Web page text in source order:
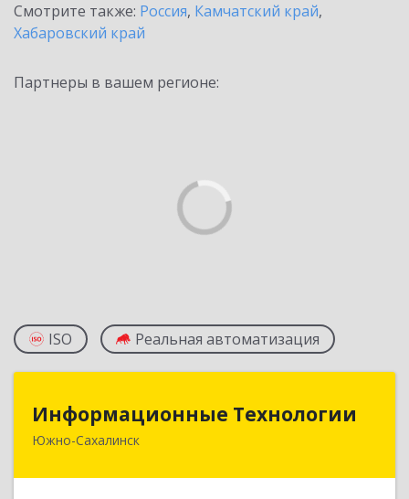
Смотрите также: Россия, Камчатский край,
Хабаровский край
Партнеры в вашем регионе:
ISO Реальная автоматизация
Информационные Технологии
Южно-Сахалинск
Информационные Технологии
693006, Сахалинская обл, Южно-Сахалинск г,